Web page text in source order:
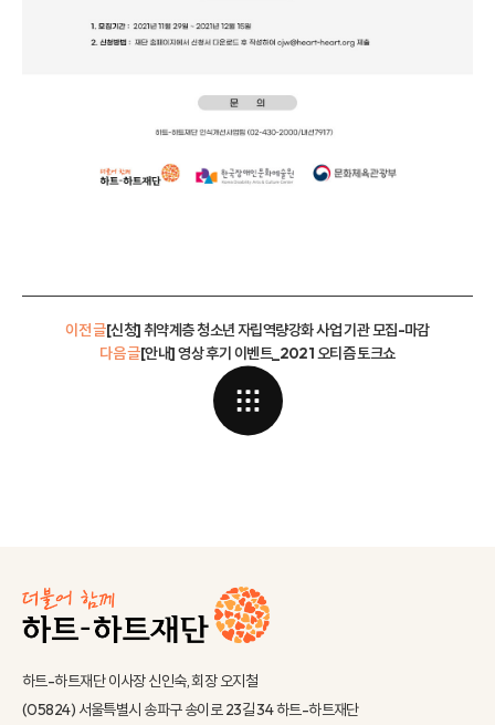
이전 글[신청] 취약계층 청소년 자립역량강화 사업 기관 모집-마감
[안내] 영상 후기 이벤트_2021 오티즘 토크쇼
다음 글
하트-하트재단 이사장 신인숙, 회장 오지철
(05824) 서울특별시 송파구 송이로 23길 34 하트-하트재단